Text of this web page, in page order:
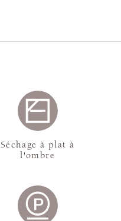
Séchage à plat à
l'ombre